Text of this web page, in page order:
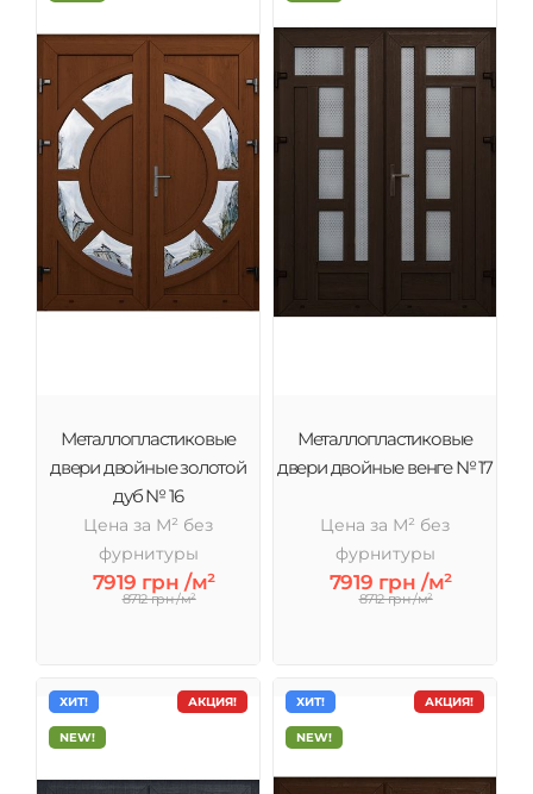
Металлопластиковые
двери двойные золотой
дуб № 16
Цена за М² без
фурнитуры
7919 грн /м²
8712 грн /м²
Металлопластиковые
двери двойные венге № 17
Цена за М² без
фурнитуры
7919 грн /м²
8712 грн /м²
АКЦИЯ!
ХИТ!
NEW!
АКЦИЯ!
ХИТ!
NEW!